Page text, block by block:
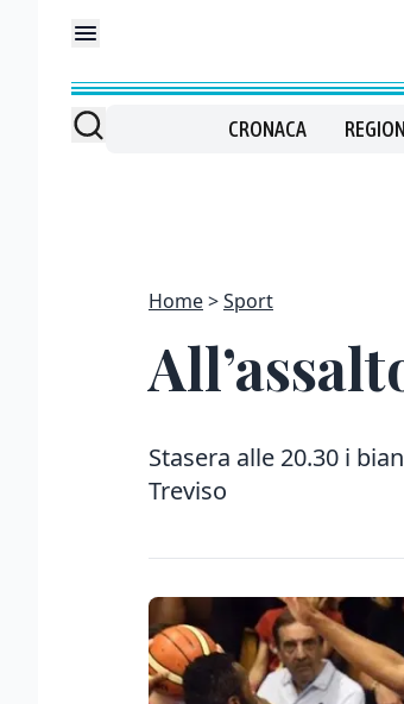
CRONACA
Home Sport
Stasera alle 20.30 i
Treviso